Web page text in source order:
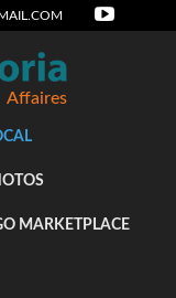
Affaires
MARKETPLACE